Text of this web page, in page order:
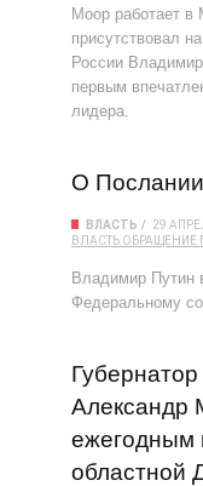
Моор работает в
присутствовал
России
первым
лидера.
О
ВЛАСТЬ
29
ВЛАСТЬ ОБРАЩЕНИЕ
Владимир Путин
Федеральному
Александр
ежегодным
областной